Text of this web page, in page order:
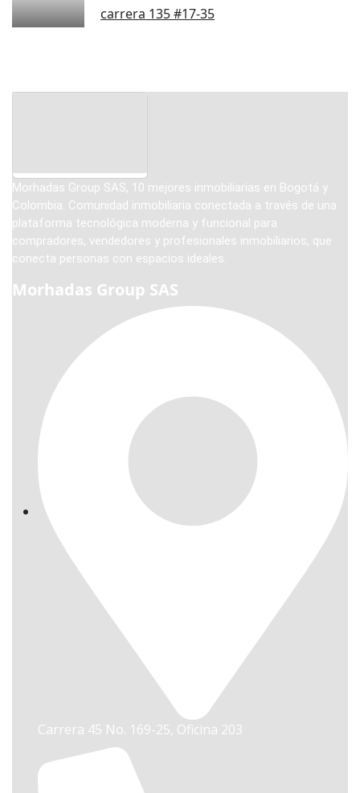
carrera 135 #17-35
Morhadas Group SAS, 10 mejores inmobiliarias en Bogotá y
Colombia. Comunidad inmobiliaria conectada a través de una
plataforma tecnológica moderna y funcional para
compradores, vendedores y profesionales inmobiliarios, que
conecta personas con espacios ideales.
Morhadas Group SAS
Carrera 45 No. 169-25, Oficina 203